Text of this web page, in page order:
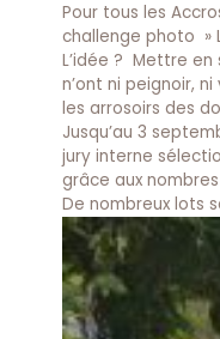
Pour tous les
challenge photo »
L’idée ? Mettre
n’ont ni peignoir,
les arrosoirs des
Jusqu’au 3
jury interne
grâce aux
De nombreux lots